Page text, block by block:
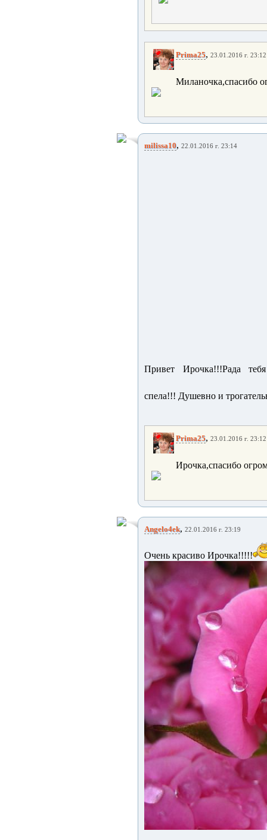
Prima25, 23.01.2016 г. 23:12
Миланочка,спасибо
milissa10, 22.01.2016 г. 23:14
Привет Ирочка!!!Рада
спела!!! Душевно и
Prima25, 23.01.2016 г. 23:12
Ирочка,спасибо
Angelo4ek, 22.01.2016 г. 23:19
Очень красиво Ирочка!!!!!